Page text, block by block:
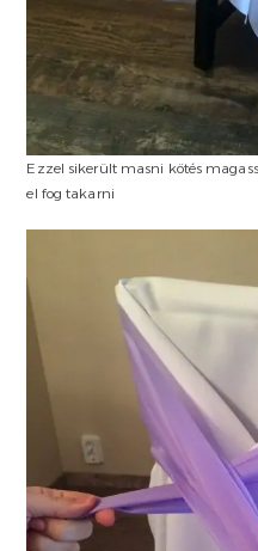
Ezzel sikerült masni kötés
el fog takarni